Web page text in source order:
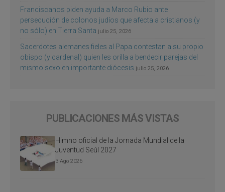
Franciscanos piden ayuda a Marco Rubio ante
persecución de colonos judíos que afecta a cristianos (y
no sólo) en Tierra Santa julio 25, 2026
Sacerdotes alemanes fieles al Papa contestan a su propio
obispo (y cardenal) quien les orilla a bendecir parejas del
mismo sexo en importante diócesis julio 25, 2026
PUBLICACIONES MÁS VISTAS
Himno oficial de la Jornada Mundial de la
Juventud Seúl 2027
3 Ago 2026